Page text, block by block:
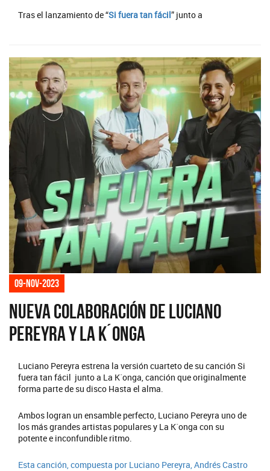
Tras el lanzamiento de “Si fuera tan fácil” junto a
09-nov-2023
Nueva colaboración de Luciano
Pereyra y La K´onga
Luciano Pereyra estrena la versión cuarteto de su canción Si
fuera tan fácil junto a La K´onga, canción que originalmente
forma parte de su disco Hasta el alma.
Ambos logran un ensamble perfecto, Luciano Pereyra uno de
los más grandes artistas populares y La K´onga con su
potente e inconfundible ritmo.
Esta canción, compuesta por Luciano Pereyra, Andrés Castro